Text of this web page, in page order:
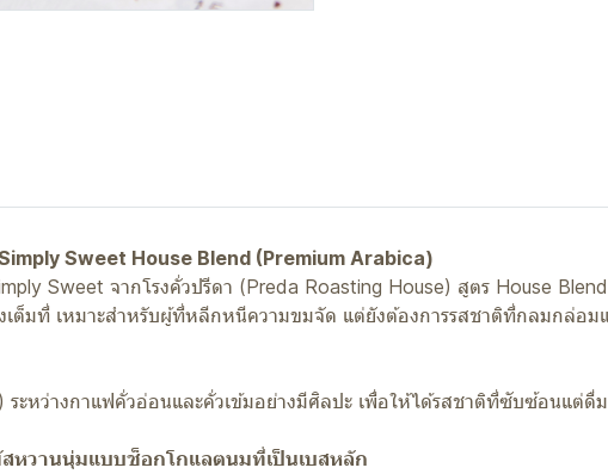
Sweet House Blend (Premium Arabica)
Sweet จากโรงคั่วปรีดา (Preda Roasting House) สูตร House
ต็มที่ เหมาะสำหรับผู้ที่หลีกหนีความขมจัด แต่ยังต้องการรสชาติที่กลมกล่อ
ะหว่างกาแฟคั่วอ่อนและคั่วเข้มอย่างมีศิลปะ เพื่อให้ได้รสชาติที่ซับซ้อนแต่ดื่
หวานนุ่มแบบช็อกโกแลตนมที่เป็นเบสหลัก